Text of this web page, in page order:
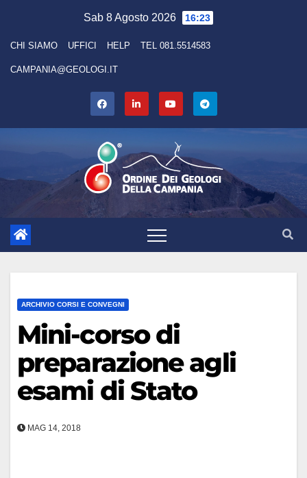
content
Sab 8 Agosto 2026 16:23
CHI SIAMO UFFICI HELP TEL 081.5514583
CAMPANIA@GEOLOGI.IT
ARCHIVIO CORSI E CONVEGNI
Mini-corso di
preparazione agli
esami di Stato
MAG 14, 2018